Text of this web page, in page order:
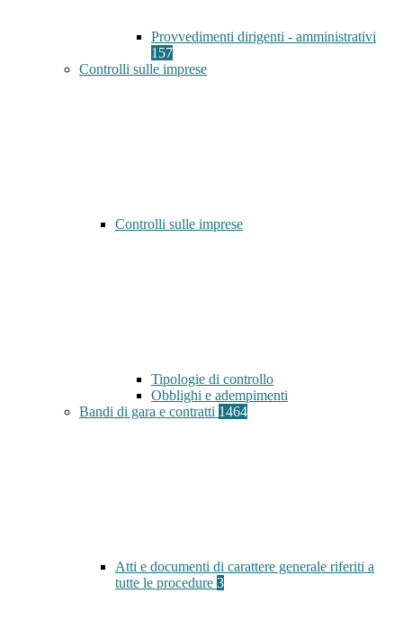
Provvedimenti dirigenti - amministrativi
157
Controlli sulle imprese
Controlli sulle imprese
Tipologie di controllo
Obblighi e adempimenti
Bandi di gara e contratti 1464
Atti e documenti di carattere generale riferiti a
tutte le procedure 3